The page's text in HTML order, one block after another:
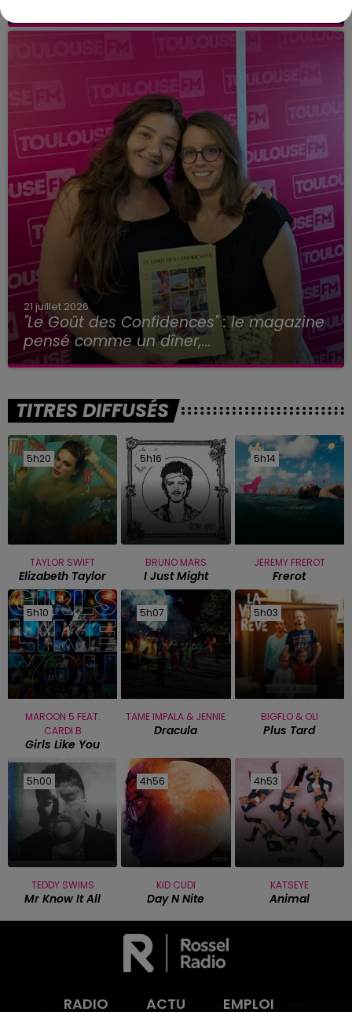
21 juillet 2026
"Le Goût des Confidences" : le magazine
pensé comme un dîner,...
TITRES DIFFUSÉS
5h20
5h20
TAYLOR SWIFT
Elizabeth Taylor
5h16
5h16
BRUNO MARS
I Just Might
5h14
5h14
JEREMY FREROT
Frerot
5h10
5h10
MAROON 5 FEAT.
CARDI B
Girls Like You
5h07
5h07
TAME IMPALA & JENNIE
Dracula
5h03
5h03
BIGFLO & OLI
Plus Tard
5h00
5h00
TEDDY SWIMS
Mr Know It All
4h56
4h56
KID CUDI
Day N Nite
4h53
4h53
KATSEYE
Animal
RADIO ACTU EMPLOI